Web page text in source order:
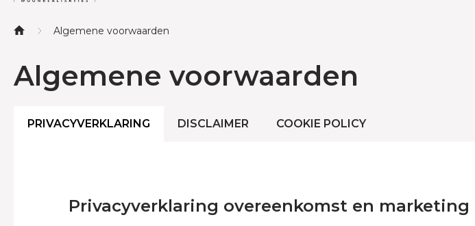
Algemene voorwaarden
Algemene voorwaarden
PRIVACYVERKLARING DISCLAIMER COOKIE POLICY
Privacyverklaring overeenkomst en marketing